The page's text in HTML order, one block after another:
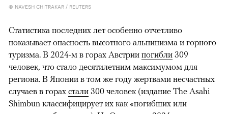
© NAVESH CHITRAKAR / REUTERS
Статистика последних лет особенно отчетливо
показывает опасность высотного альпинизма и горного
туризма. В 2024-м в горах Австрии погибли 309
человек, что стало десятилетним максимумом для
региона. В Японии в том же году жертвами несчастных
случаев в горах стали 300 человек (издание The Asahi
Shimbun классифицирует их как «погибших или